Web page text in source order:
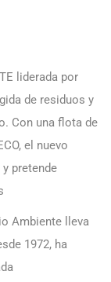
liderada por
de residuos y
Con una flota de
el nuevo
pretende
Ambiente lleva
1972, ha